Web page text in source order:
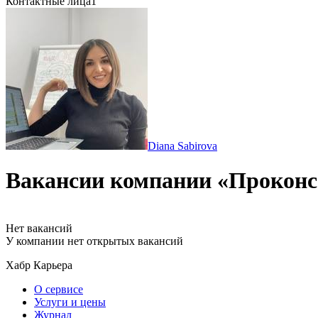
Diana Sabirova
Вакансии компании
Нет вакансий
У компании нет открытых вакансий
Хабр Карьера
О сервисе
Услуги и цены
Журнал